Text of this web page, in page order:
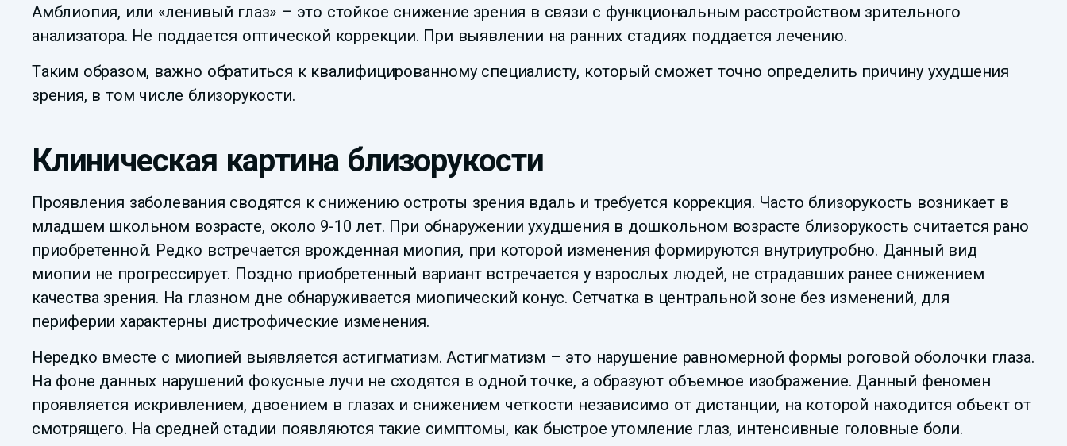
Амблиопия, или «ленивый глаз» – это стойкое снижение зрения в связи с функциональным расстройством зрительного
анализатора. Не поддается оптической коррекции. При выявлении на ранних стадиях поддается лечению.
Таким образом, важно обратиться к квалифицированному специалисту, который сможет точно определить причину ухудшения
зрения, в том числе близорукости.
Клиническая картина близорукости
Проявления заболевания сводятся к снижению остроты зрения вдаль и требуется коррекция. Часто близорукость возникает в
младшем школьном возрасте, около 9-10 лет. При обнаружении ухудшения в дошкольном возрасте близорукость считается рано
приобретенной. Редко встречается врожденная миопия, при которой изменения формируются внутриутробно. Данный вид
миопии не прогрессирует. Поздно приобретенный вариант встречается у взрослых людей, не страдавших ранее снижением
качества зрения. На глазном дне обнаруживается миопический конус. Сетчатка в центральной зоне без изменений, для
периферии характерны дистрофические изменения.
Нередко вместе с миопией выявляется астигматизм. Астигматизм – это нарушение равномерной формы роговой оболочки глаза.
На фоне данных нарушений фокусные лучи не сходятся в одной точке, а образуют объемное изображение. Данный феномен
проявляется искривлением, двоением в глазах и снижением четкости независимо от дистанции, на которой находится объект от
смотрящего. На средней стадии появляются такие симптомы, как быстрое утомление глаз, интенсивные головные боли.